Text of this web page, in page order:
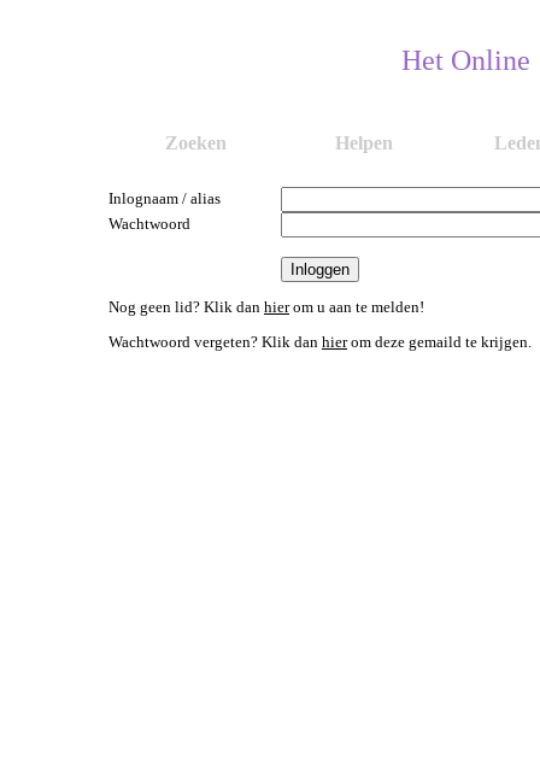
Het Online
Zoeken Helpen
Inlognaam / alias
Wachtwoord
Nog geen lid? Klik dan hierom u aan te melden!
Wachtwoord vergeten? Klik dan hierom deze gemaild te krijgen.